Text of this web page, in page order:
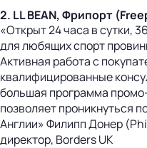
2. LL BEAN, Фрипорт
«Открыт 24 часа в сутки,
для любящих спорт
Активная работа с
квалифицированные
большая программа
позволяет проникнуться
Англии» Филипп Донер
директор, Borders UK